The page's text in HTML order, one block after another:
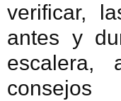
verificar,
antes y
escalera,